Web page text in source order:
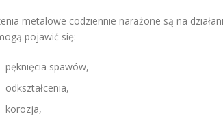
metalowe codziennie narażone są na
pojawić się:
pęknięcia spawów,
odkształcenia,
korozja,